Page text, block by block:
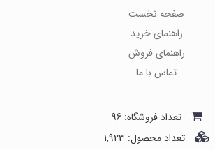
صفحه نخست
راهنمای خرید
راهنمای فروش
تماس با ما
تعداد فروشگاه: 96
تعداد محصول: 1,923